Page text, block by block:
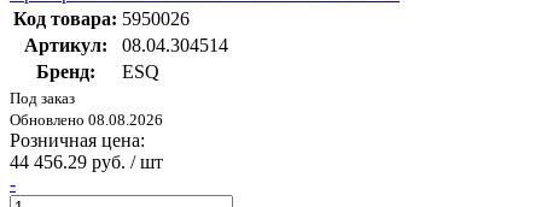
Код товара: 5950026
Артикул:
08.04.304514
Бренд:
ESQ
Под заказ
Обновлено 08.08.2026
Розничная цена:
44 456.29 руб. / шт
-